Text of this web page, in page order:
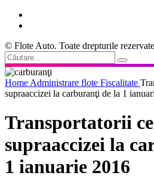
© Flote Auto. Toate drepturile
Home Administrare flote Fiscalitate
supraaccizei la carburanţi de la 1
Transportatorii
supraaccizei la
1 ianuarie 2016